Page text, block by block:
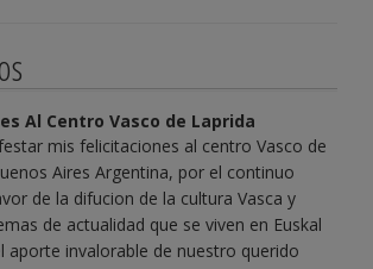
Al Centro Vasco de Laprida
mis felicitaciones al centro Vasco de
Aires Argentina, por el continuo
de la difucion de la cultura Vasca y
de actualidad que se viven en Euskal
aporte invalorable de nuestro querido